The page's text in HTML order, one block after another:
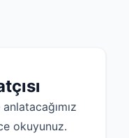
okuyunuz.